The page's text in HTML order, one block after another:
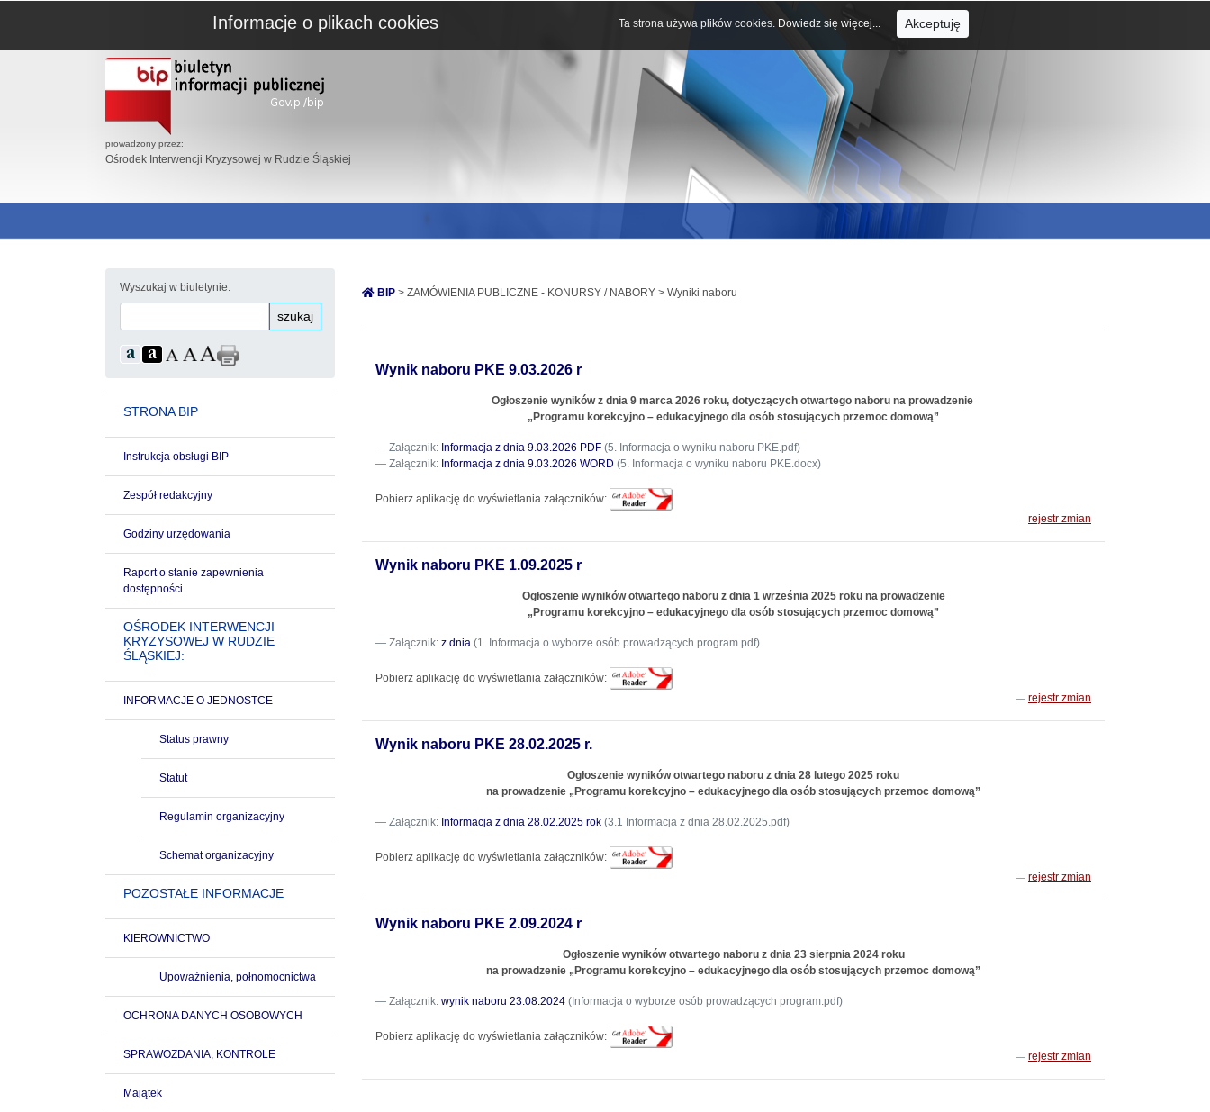
prowadzony przez:
Ośrodek Interwencji Kryzysowej w Rudzie Śląskiej
Wyszukaj w biuletynie:
szukaj
STRONA BIP
Instrukcja obsługi BIP
Zespół redakcyjny
Godziny urzędowania
Raport o stanie zapewnienia
dostępności
OŚRODEK INTERWENCJI
KRYZYSOWEJ W RUDZIE
ŚLĄSKIEJ:
INFORMACJE O JEDNOSTCE
Status prawny
Statut
Regulamin organizacyjny
Schemat organizacyjny
POZOSTAŁE INFORMACJE
KIEROWNICTWO
Upoważnienia, połnomocnictwa
OCHRONA DANYCH OSOBOWYCH
SPRAWOZDANIA, KONTROLE
Majątek
BIP > ZAMÓWIENIA PUBLICZNE - KONURSY / NABORY > Wyniki naboru
Wynik naboru PKE 9.03.2026 r
Ogłoszenie wyników z dnia 9 marca 2026 roku, dotyczących otwartego naboru na prowadzenie
„Programu korekcyjno – edukacyjnego dla osób stosujących przemoc domową”
Załącznik: Informacja z dnia 9.03.2026 PDF (5. Informacja o wyniku naboru PKE.pdf)
Załącznik: Informacja z dnia 9.03.2026 WORD (5. Informacja o wyniku naboru PKE.docx)
Pobierz aplikację do wyświetlania załączników:
rejestr zmian
Wynik naboru PKE 1.09.2025 r
Ogłoszenie wyników otwartego naboru z dnia 1 września 2025 roku na prowadzenie
„Programu korekcyjno – edukacyjnego dla osób stosujących przemoc domową”
Załącznik: z dnia (1. Informacja o wyborze osób prowadzących program.pdf)
Pobierz aplikację do wyświetlania załączników:
rejestr zmian
Wynik naboru PKE 28.02.2025 r.
Ogłoszenie wyników otwartego naboru z dnia 28 lutego 2025 roku
na prowadzenie „Programu korekcyjno – edukacyjnego dla osób stosujących przemoc domową”
Załącznik: Informacja z dnia 28.02.2025 rok (3.1 Informacja z dnia 28.02.2025.pdf)
Pobierz aplikację do wyświetlania załączników:
rejestr zmian
Wynik naboru PKE 2.09.2024 r
Ogłoszenie wyników otwartego naboru z dnia 23 sierpnia 2024 roku
na prowadzenie „Programu korekcyjno – edukacyjnego dla osób stosujących przemoc domową”
Załącznik: wynik naboru 23.08.2024 (Informacja o wyborze osób prowadzących program.pdf)
Pobierz aplikację do wyświetlania załączników:
rejestr zmian
Informacje o plikach cookies Ta strona używa plików cookies. Dowiedz się więcej... Akceptuję